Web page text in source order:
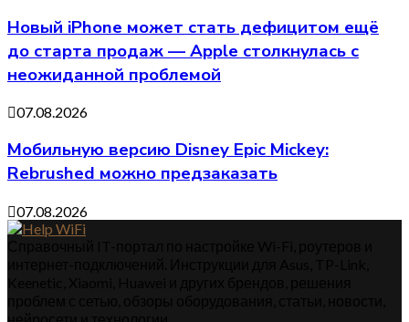
Новый iPhone может стать дефицитом ещё
до старта продаж — Apple столкнулась с
неожиданной проблемой
07.08.2026
Мобильную версию Disney Epic Mickey:
Rebrushed можно предзаказать
07.08.2026